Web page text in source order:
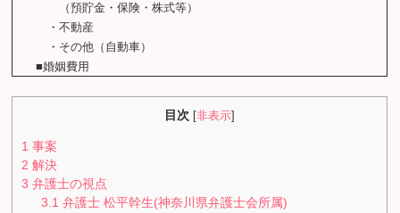
（預貯金・保険・株式等）
・不動産
・その他（自動車）
■婚姻費用
目次 [非表示]
1 事案
2 解決
3 弁護士の視点
3.1 弁護士 松平幹生(神奈川県弁護士会所属)